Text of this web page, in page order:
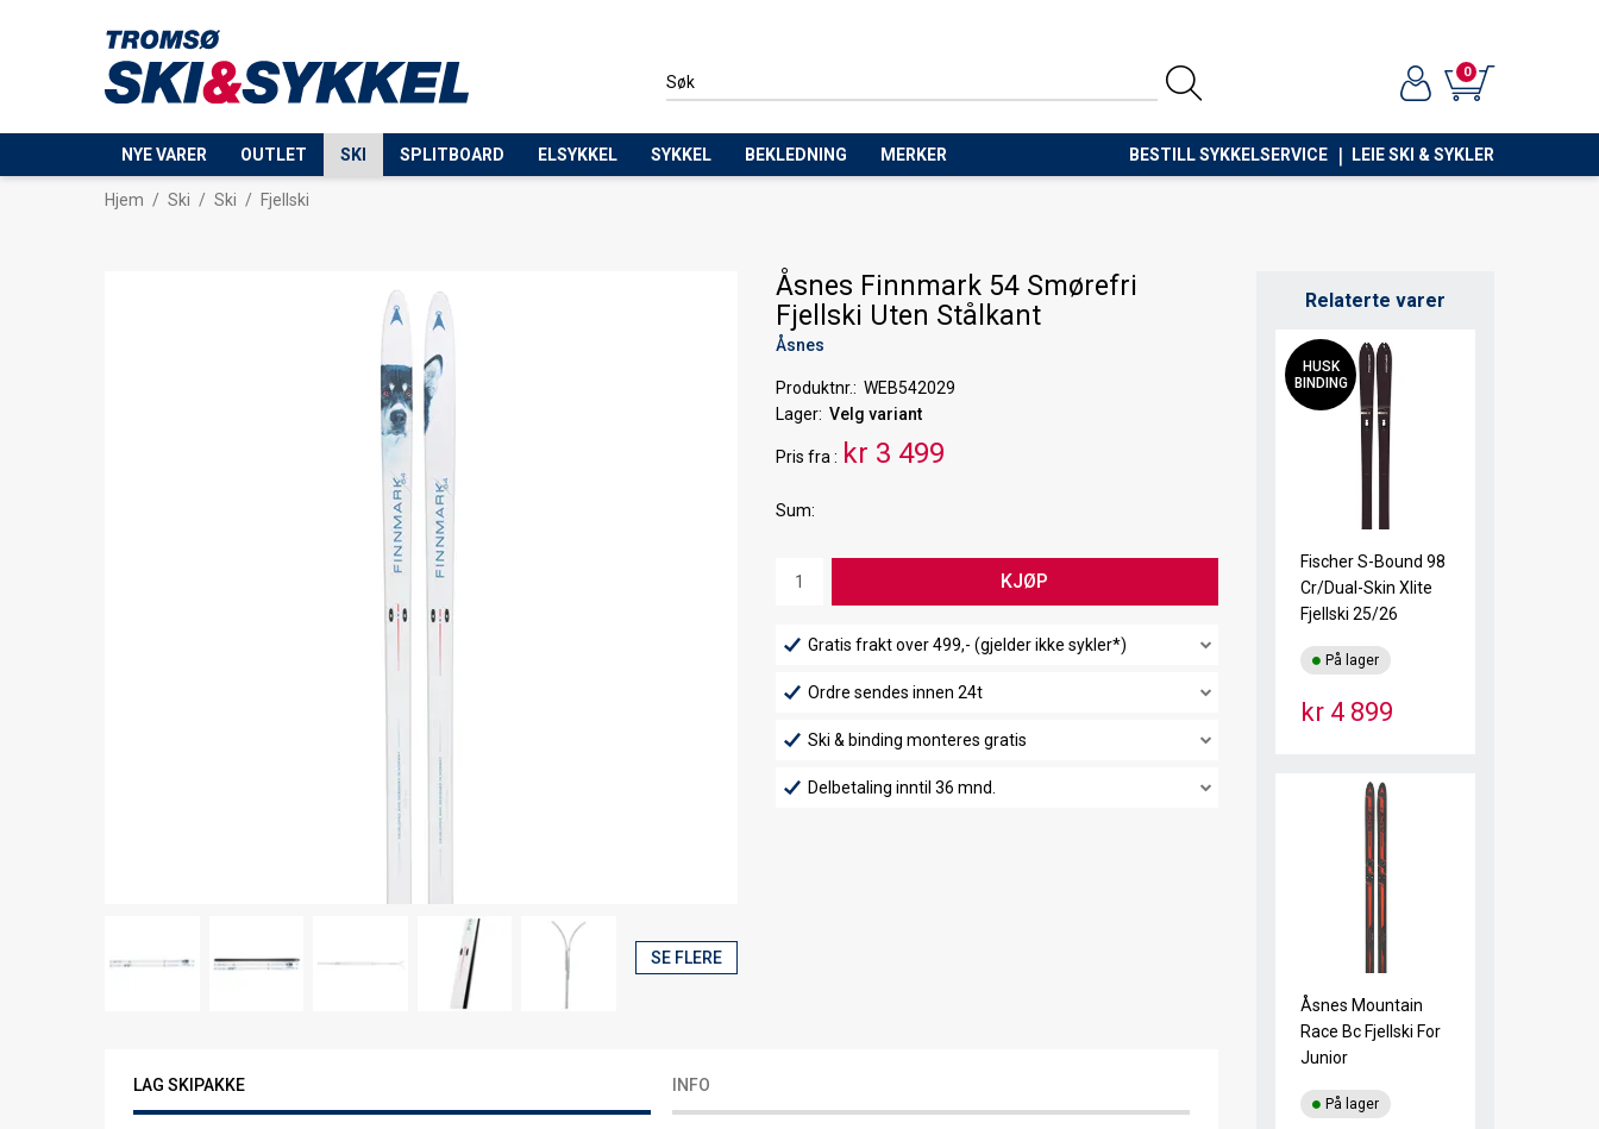
0
NYE VARER OUTLET SKI SPLITBOARD ELSYKKEL SYKKEL BEKLEDNING MERKER BESTILL SYKKELSERVICE LEIE SKI & SYKLER
Hjem / Ski / Ski / Fjellski
SE FLERE
Åsnes Finnmark 54 Smørefri
Fjellski Uten Stålkant
Åsnes
Produktnr.
WEB542029
Lager Velg variant
Pris fra kr 3 499
Sum:
KJØP
Gratis frakt over 499,- (gjelder ikke sykler*)
Ordre sendes innen 24t
Ski & binding monteres gratis
Delbetaling inntil 36 mnd.
LAG SKIPAKKE INFO
Relaterte varer
HUSK
BINDING
Fischer S-Bound 98
Cr/Dual-Skin Xlite
Fjellski 25/26
kr 4 899
På lager
Åsnes Mountain
Race Bc Fjellski For
Junior
På lager